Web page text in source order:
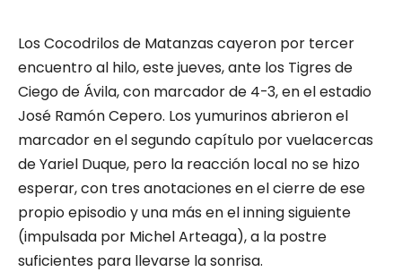
Los Cocodrilos de Matanzas cayeron por tercer
encuentro al hilo, este jueves, ante los Tigres de
Ciego de Ávila, con marcador de 4-3, en el estadio
José Ramón Cepero. Los yumurinos abrieron el
marcador en el segundo capítulo por vuelacercas
de Yariel Duque, pero la reacción local no se hizo
esperar, con tres anotaciones en el cierre de ese
propio episodio y una más en el inning siguiente
(impulsada por Michel Arteaga), a la postre
suficientes para llevarse la sonrisa.